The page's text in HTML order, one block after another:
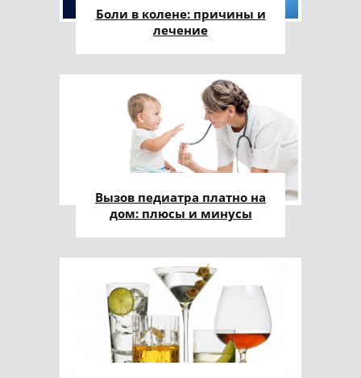
Боли в колене: причины и
лечение
Вызов педиатра платно на
дом: плюсы и минусы